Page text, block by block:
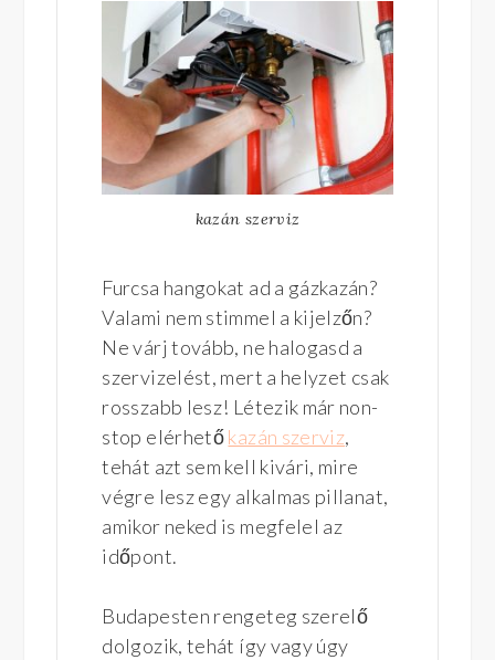
kazán szerviz
Furcsa hangokat ad a gázkazán?
Valami nem stimmel a kijelzőn?
Ne várj tovább, ne halogasd a
szervizelést, mert a helyzet csak
rosszabb lesz! Létezik már non-
stop elérhetőkazán szerviz,
tehát azt sem kell kivári, mire
végre lesz egy alkalmas pillanat,
amikor neked is megfelel az
időpont.
Budapesten rengeteg szerelő
dolgozik, tehát így vagy úgy